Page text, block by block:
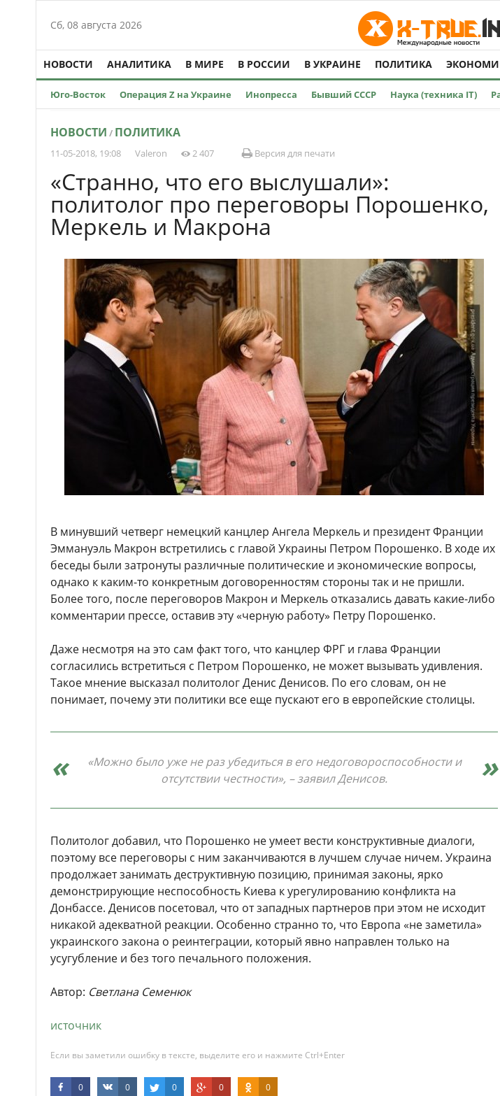
Сб, 08 августа 2026
НОВОСТИ АНАЛИТИКА В МИРЕ В РОССИИ В УКРАИНЕ ПОЛИТИКА
Юго-Восток Операция Z на Украине Инопресса Бывший СССР Наука (техника IT)
НОВОСТИ / ПОЛИТИКА
11-05-2018, 19:08 Valeron 2 407 Версия для печати
«Странно, что его выслушали»:
политолог про переговоры Порошенко,
Меркель и Макрона
В минувший четверг немецкий канцлер Ангела Меркель и президент Франции
Эммануэль Макрон встретились с главой Украины Петром Порошенко. В ходе их
беседы были затронуты различные политические и экономические вопросы,
однако к каким-то конкретным договоренностям стороны так и не пришли.
Более того, после переговоров Макрон и Меркель отказались давать какие-либо
комментарии прессе, оставив эту «черную работу» Петру Порошенко.
Даже несмотря на это сам факт того, что канцлер ФРГ и глава Франции
согласились встретиться с Петром Порошенко, не может вызывать удивления.
Такое мнение высказал политолог Денис Денисов. По его словам, он не
понимает, почему эти политики все еще пускают его в европейские столицы.
«Можно было уже не раз убедиться в его недоговороспособности и
отсутствии честности», – заявил Денисов.
Политолог добавил, что Порошенко не умеет вести конструктивные диалоги,
поэтому все переговоры с ним заканчиваются в лучшем случае ничем. Украина
продолжает занимать деструктивную позицию, принимая законы, ярко
демонстрирующие неспособность Киева к урегулированию конфликта на
Донбассе. Денисов посетовал, что от западных партнеров при этом не исходит
никакой адекватной реакции. Особенно странно то, что Европа «не заметила»
украинского закона о реинтеграции, который явно направлен только на
усугубление и без того печального положения.
Автор: Светлана Семенюк
источник
Если вы заметили ошибку в тексте, выделите его и нажмите Ctrl+Enter
0 0 0 0 0